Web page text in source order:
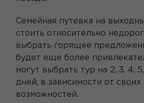
Семейная путевка на
стоить относительно
выбрать горящее
будет еще более
могут выбрать тур на 2, 3, 4,
дней, в зависимости от
возможностей.